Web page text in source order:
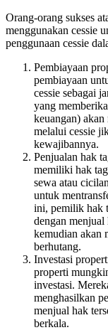
Orang-orang sukses
menggunakan cessie
penggunaan cessie
Pembiayaan
pembiayaan
cessie sebagai
yang
keuangan)
melalui cessie
kewajibannya.
Penjualan hak
memiliki hak
sewa atau
untuk
ini, pemilik hak
dengan
kemudian akan
berhutang.
Investasi
properti
investasi.
menghasilkan
menjual hak
berkala.